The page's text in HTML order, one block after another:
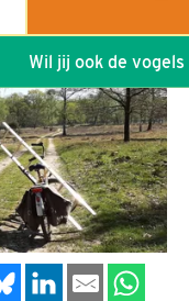
Wil jij ook de vogels